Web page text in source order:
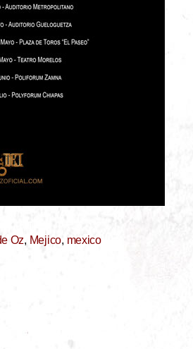
Oz, Mejico, mexico